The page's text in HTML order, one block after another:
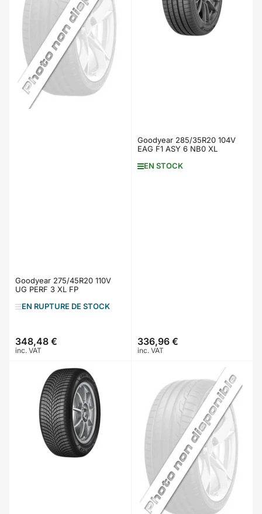
Goodyear 275/45R20 110V
UG PERF 3 XL FP
EN RUPTURE DE STOCK
Prix
348,48 €
inc. VAT
Goodyear 285/35R20 104V
EAG F1 ASY 6 NB0 XL
EN STOCK
Prix
336,96 €
inc. VAT